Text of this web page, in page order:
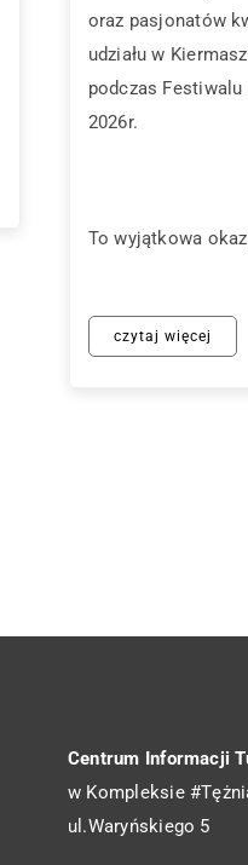
oraz pasjonatów
udziału w
podczas
2026r.
To wyjątkowa okaz
czytaj więcej
Centrum Informacji
w Kompleksie
ul.Waryńskiego 5